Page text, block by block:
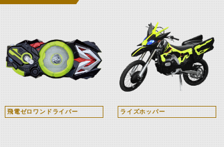
飛電ゼロワンドライバー ライズホッパー